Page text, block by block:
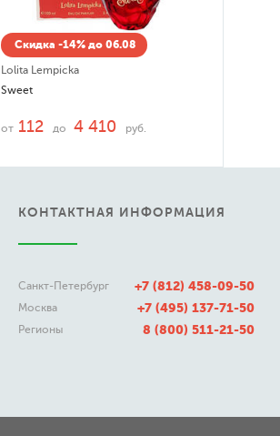
Скидка -14% до 06.08
Lolita Lempicka
Sweet
от 112 до 4 410 руб.
КОНТАКТНАЯ ИНФОРМАЦИЯ
Санкт-Петербург +7 (812) 458-09-50
Москва +7 (495) 137-71-50
Регионы 8 (800) 511-21-50